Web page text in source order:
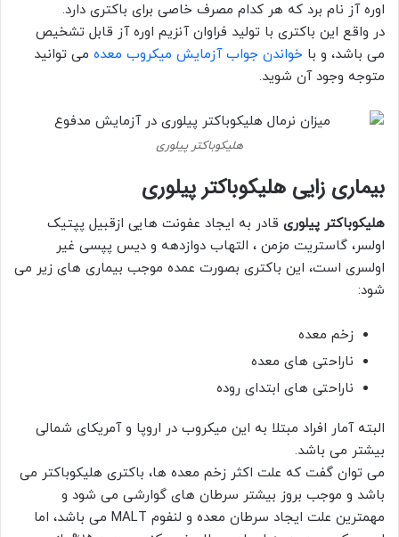
اوره آز نام برد که هر کدام مصرف خاصی برای باکتری دارد.
در واقع این باکتری با تولید فراوان آنزیم اوره آز قابل تشخیص
می باشد، و با خواندن جواب آزمایش میکروب معده می توانید
متوجه وجود آن شوید.
هلیکوباکتر پیلوری
بیماری زایی هلیکوباکتر پیلوری
هلیکوباکتر پیلوری قادر به ایجاد عفونت‏ هایی ازقبیل پپتیک
اولسر، گاستریت مزمن ، التهاب دوازدهه و دیس‏ پپسی غیر
اولسری است، این باکتری بصورت عمده موجب بیماری های زیر می
شود:
زخم معده
ناراحتی های معده
ناراحتی های ابتدای روده
البته آمار افراد مبتلا به این میکروب در اروپا و آمریکای شمالی
بیشتر می باشد.
می توان گفت که علت اکثر زخم معده ها، باکتری هلیکوباکتر می
باشد و موجب بروز بیشتر سرطان های گوارشی می شود و
مهمترین علت ایجاد سرطان معده و لنفوم MALT می باشد، اما